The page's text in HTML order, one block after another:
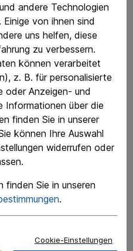
übernimmt keinerlei
Korrektheit,
der bereitgestellten
gegen den
materieller oder
die Nutzung oder
verursacht wurden,
andere Technologien
von ihnen sind
uns helfen, diese
zu verbessern.
können verarbeitet
z. B. für personalisierte
oder Anzeigen- und
Informationen über die
finden Sie in unserer
können Ihre Auswahl
widerrufen oder
finden Sie in unseren
.
Cookie-Einstellungen